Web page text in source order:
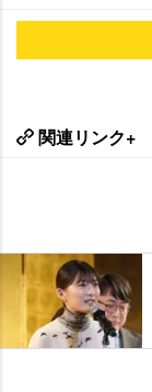
関連リンク+